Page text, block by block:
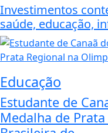
Investimentos
saúde, educação,
Educação
Estudante de
Medalha de